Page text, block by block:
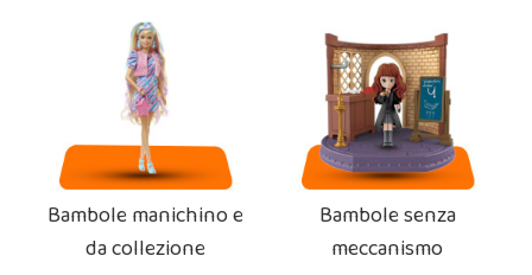
Bambole manichino e
da collezione
Bambole senza
meccanismo